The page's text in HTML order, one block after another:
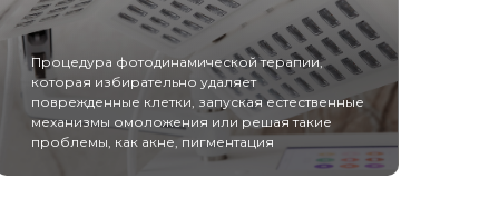
Процедура фотодинамической терапии,
которая избирательно удаляет
поврежденные клетки, запуская естественные
механизмы омоложения или решая такие
проблемы, как акне, пигментация